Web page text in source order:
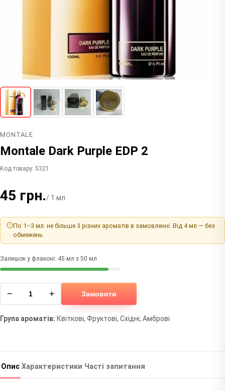
MONTALE
Montale Dark Purple EDP 2
Код товару: 5321
45 грн./ 1 мл
По 1–3 мл: не більше 3 різних ароматів в замовленні. Від 4 мл — без
обмежень.
Залишок у флаконі: 45 мл з 50 мл
− + Замовити
Група ароматів: Квіткові, Фруктові, Східні, Амброві
Опис Характеристики Часті запитання